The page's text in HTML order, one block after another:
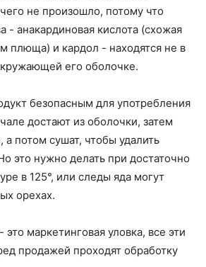
не произошло, потому что
- анакардиновая кислота (схожая
плюща) и кардол - находятся не в
его оболочке.
безопасным для употребления
достают из оболочки, затем
а потом сушат, чтобы удалить
это нужно делать при достаточно
в 125°, или следы яда могут
орехах.
маркетинговая уловка, все эти
продажей проходят обработку